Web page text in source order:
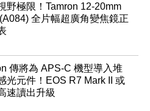
野極限！Tamron 12-20mm
全片幅超廣角變焦鏡正
傳將為 APS-C 機型導入堆
光元件！EOS R7 Mark II 或
速讀出升級